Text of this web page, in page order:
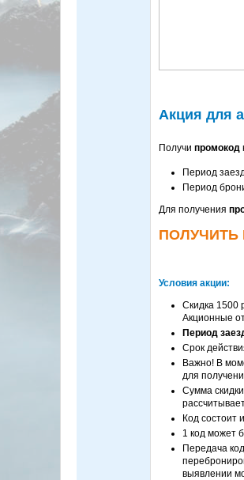
Акция для
Получи промокод
Период
Период
Для получения
ПОЛУЧИТЬ
Условия акции:
Скидка 1500
Акционные
Период
Срок
Важно! В
для
Сумма
Код состоит
1 код может
Передача
выявлении